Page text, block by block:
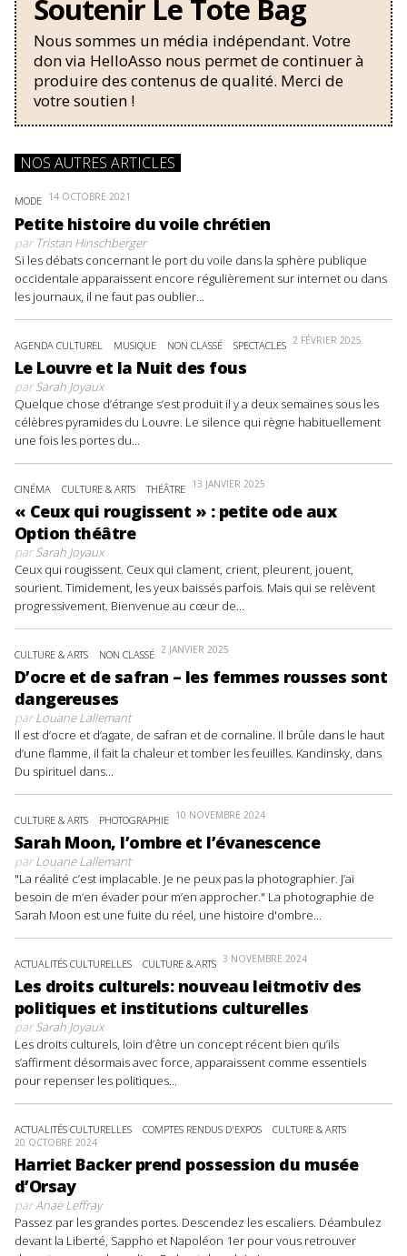
Soutenir Le Tote Bag
Nous sommes un média indépendant. Votre
don via HelloAsso nous permet de continuer à
produire des contenus de qualité. Merci de
votre soutien !
NOS AUTRES ARTICLES
MODE 14 OCTOBRE 2021
Petite histoire du voile chrétien
parTristan Hinschberger
Si les débats concernant le port du voile dans la sphère publique
occidentale apparaissent encore régulièrement sur internet ou dans
les journaux, il ne faut pas oublier...
AGENDA CULTUREL MUSIQUE NON CLASSÉ SPECTACLES 2 FÉVRIER 2025
Le Louvre et la Nuit des fous
parSarah Joyaux
Quelque chose d’étrange s’est produit il y a deux semaines sous les
célèbres pyramides du Louvre. Le silence qui règne habituellement
une fois les portes du...
CINÉMA CULTURE & ARTS THÉÂTRE 13 JANVIER 2025
« Ceux qui rougissent » : petite ode aux
Option théâtre
parSarah Joyaux
Ceux qui rougissent. Ceux qui clament, crient, pleurent, jouent,
sourient. Timidement, les yeux baissés parfois. Mais qui se relèvent
progressivement. Bienvenue au cœur de...
CULTURE & ARTS NON CLASSÉ 2 JANVIER 2025
D’ocre et de safran – les femmes rousses sont
dangereuses
parLouane Lallemant
Il est d’ocre et d’agate, de safran et de cornaline. Il brûle dans le haut
d’une flamme, il fait la chaleur et tomber les feuilles. Kandinsky, dans
Du spirituel dans...
CULTURE & ARTS PHOTOGRAPHIE 10 NOVEMBRE 2024
Sarah Moon, l’ombre et l’évanescence
parLouane Lallemant
"La réalité c’est implacable. Je ne peux pas la photographier. J’ai
besoin de m’en évader pour m’en approcher." La photographie de
Sarah Moon est une fuite du réel, une histoire d'ombre...
ACTUALITÉS CULTURELLES CULTURE & ARTS 3 NOVEMBRE 2024
Les droits culturels: nouveau leitmotiv des
politiques et institutions culturelles
parSarah Joyaux
Les droits culturels, loin d’être un concept récent bien qu’ils
s’affirment désormais avec force, apparaissent comme essentiels
pour repenser les politiques...
ACTUALITÉS CULTURELLES COMPTES RENDUS D'EXPOS CULTURE & ARTS
20 OCTOBRE 2024
Harriet Backer prend possession du musée
d’Orsay
parAnaë Leffray
Passez par les grandes portes. Descendez les escaliers. Déambulez
devant la Liberté, Sappho et Napoléon 1er pour vous retrouver